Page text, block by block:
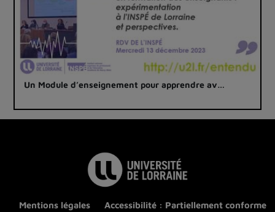
Un Module d’enseignement pour apprendre av…
Mentions légales Accessibilité : Partiellement conforme